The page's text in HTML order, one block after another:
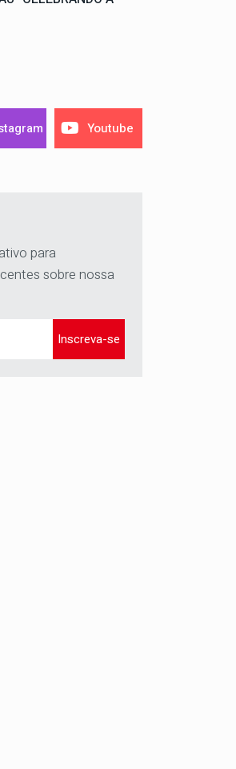
Youtube
para
sobre nossa
Inscreva-se